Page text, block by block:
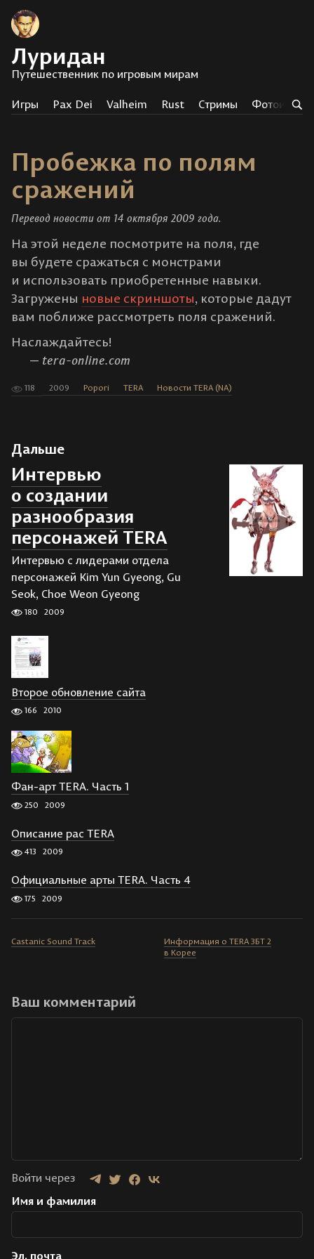
Луридан
Путешественник по игровым мирам
Игры Pax Dei Valheim Rust Стримы
Пробежка по полям
сражений
Перевод новости от 14 октября 2009 года.
На этой неделе посмотрите на поля, где
вы будете сражаться с монстрами
и использовать приобретенные навыки.
Загружены новые скриншоты, которые дадут
вам поближе рассмотреть поля сражений.
Наслаждайтесь!
tera-online.com
118 2009 Popori TERA Новости TERA (NA)
Дальше
Интервью
о создании
разнообразия
персонажей TERA
Интервью с лидерами отдела
персонажей Kim Yun Gyeong, Gu
Seok, Choe Weon Gyeong
180 2009
Второе обновление сайта
166 2010
Фан-арт TERA. Часть 1
250 2009
Описание рас TERA
413 2009
Официальные арты TERA. Часть 4
175 2009
Castanic Sound Track
Информация о TERA ЗБТ 2
в Корее
Ваш комментарий
Войти через
Имя и фамилия
Эл. почта